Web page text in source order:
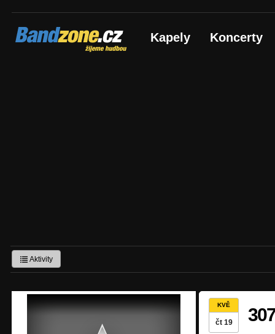
Bandzone.cz
žijeme hudbou Kapely Koncerty
Aktivity
KVĚ
čt 19